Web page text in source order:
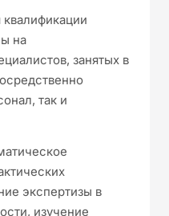
на
занятых в
так и
экспертизы в
изучение